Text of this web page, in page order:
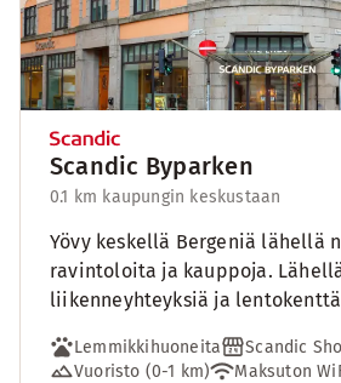
Scandic Byparken
0.1 km kaupungin keskustaan
Yövy keskellä Bergeniä lähellä
ravintoloita ja kauppoja.
liikenneyhteyksiä ja
Lemmikkihuoneita
Scandic
Vuoristo (0-1 km)
Maksuton